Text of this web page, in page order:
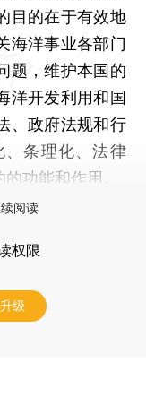
目的在于有效地
海洋事业各部门
题，维护本国的
洋开发利用和国
、政府法规和行
条理化、法律
功能和作用。
阅读
权限
级